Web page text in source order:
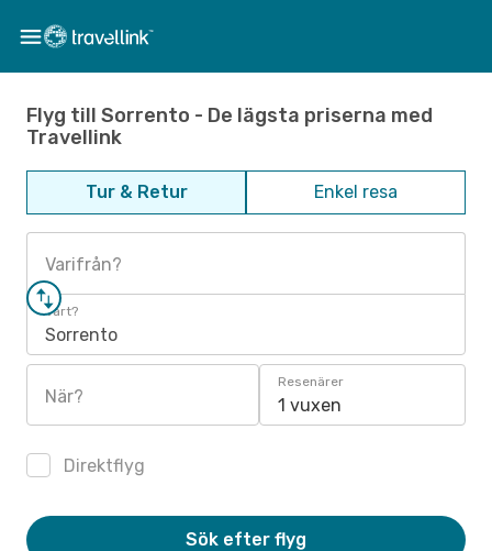
Flyg till Sorrento - De lägsta priserna med
Travellink
Tur & Retur Enkel resa
Varifrån?
Vart?
Sorrento
När?
Resenärer
1 vuxen
Direktflyg
Sök efter flyg